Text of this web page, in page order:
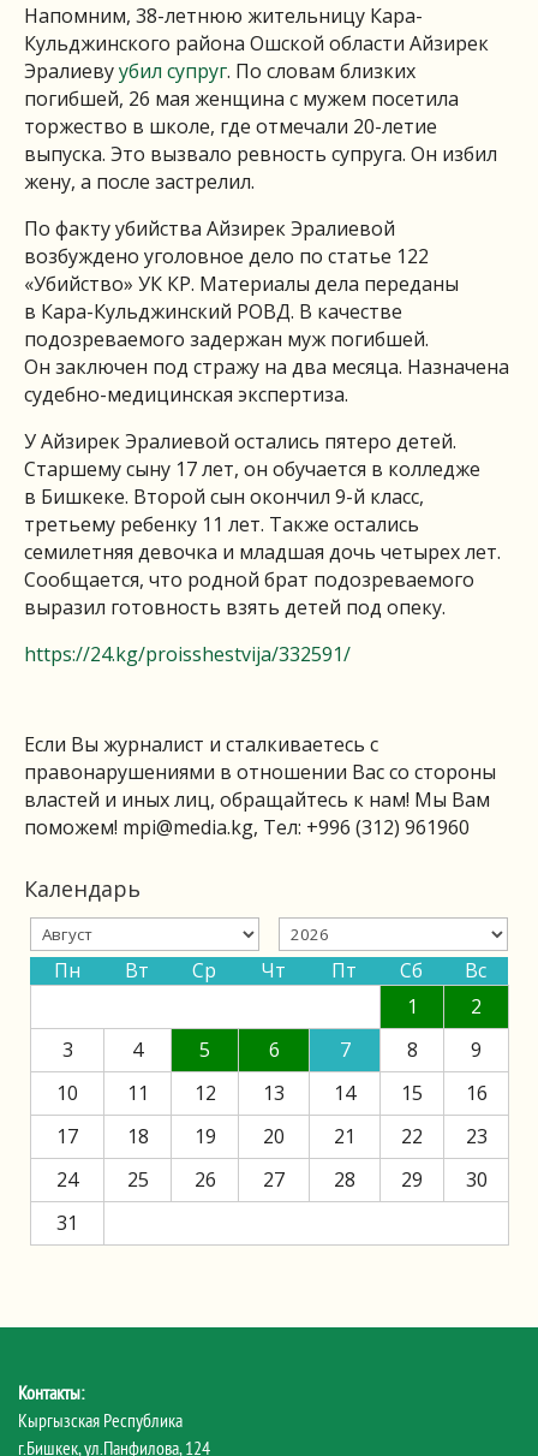
Напомним, 38-летнюю жительницу Кара-
Кульджинского района Ошской области Айзирек
Эралиевуубил супруг. По словам близких
погибшей, 26 мая женщина с мужем посетила
торжество в школе, где отмечали 20-летие
выпуска. Это вызвало ревность супруга. Он избил
жену, а после застрелил.
По факту убийства Айзирек Эралиевой
возбуждено уголовное дело по статье 122
«Убийство» УК КР. Материалы дела переданы
в Кара-Кульджинский РОВД. В качестве
подозреваемого задержан муж погибшей.
Он заключен под стражу на два месяца. Назначена
судебно-медицинская экспертиза.
У Айзирек Эралиевой остались пятеро детей.
Старшему сыну 17 лет, он обучается в колледже
в Бишкеке. Второй сын окончил 9-й класс,
третьему ребенку 11 лет. Также остались
семилетняя девочка и младшая дочь четырех лет.
Сообщается, что родной брат подозреваемого
выразил готовность взять детей под опеку.
https://24.kg/proisshestvija/332591/
Если Вы журналист и сталкиваетесь с
правонарушениями в отношении Вас со стороны
властей и иных лиц, обращайтесь к нам! Мы Вам
поможем! mpi@media.kg, Тел: +996 (312) 961960
Календарь
Пн Вт Ср Чт Пт Сб
Вс
1
2
3
4 5 6 7 8
9
10
11 12 13 14 15
16
17
18 19 20 21 22
23
24
25 26 27 28 29
30
31
Контакты:
Кыргызская Республика
г.Бишкек, ул.Панфилова, 124